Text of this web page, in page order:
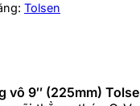
Tolsen
vô 9″ (225mm)